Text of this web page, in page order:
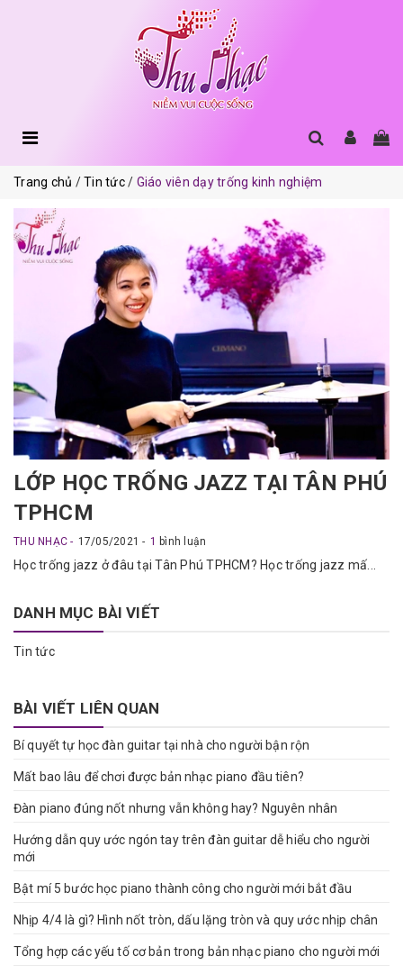
Trang chủ Tin tức Giáo viên dạy trống kinh nghiệm
LỚP HỌC TRỐNG JAZZ TẠI TÂN PHÚ
TPHCM
THU NHẠC 17/05/2021 1 bình luận
Học trống jazz ở đâu tại Tân Phú TPHCM? Học trống jazz mấ...
DANH MỤC BÀI VIẾT
Tin tức
BÀI VIẾT LIÊN QUAN
Bí quyết tự học đàn guitar tại nhà cho người bận rộn
Mất bao lâu để chơi được bản nhạc piano đầu tiên?
Đàn piano đúng nốt nhưng vẫn không hay? Nguyên nhân
Hướng dẫn quy ước ngón tay trên đàn guitar dễ hiểu cho người
mới
Bật mí 5 bước học piano thành công cho người mới bắt đầu
Nhịp 4/4 là gì? Hình nốt tròn, dấu lặng tròn và quy ước nhịp chân
Tổng hợp các yếu tố cơ bản trong bản nhạc piano cho người mới